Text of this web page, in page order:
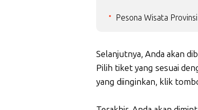
Pesona Wisata
Selanjutnya, Anda akan
Pilih tiket yang sesuai
yang diinginkan, klik